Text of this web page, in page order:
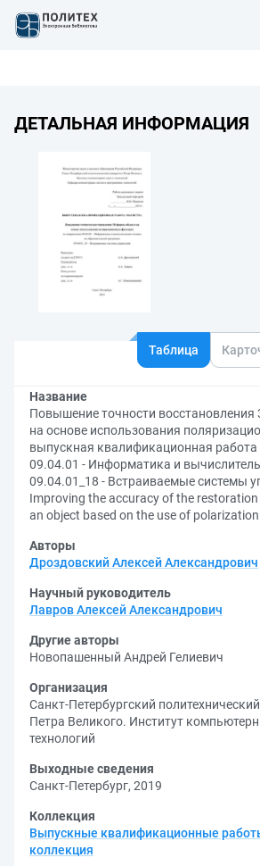
ДЕТАЛЬНАЯ ИНФОРМАЦИЯ
Таблица
Название
Повышение точности
на основе использования
выпускная квалификационная работа
09.04.01 - Информатика и
09.04.01_18 - Встраиваемые системы
Improving the accuracy of the
an object based on the use of
Авторы
Дроздовский Алексей Александрович
Научный руководитель
Лавров Алексей Александрович
Другие авторы
Новопашенный Андрей Гелиевич
Организация
Санкт-Петербургский
Петра Великого. Институт
технологий
Выходные сведения
Санкт-Петербург, 2019
Коллекция
Выпускные квалификационные
коллекция